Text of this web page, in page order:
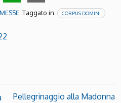
Taggato in: CORPUS DOMINI
Pellegrinaggio alla Madonna